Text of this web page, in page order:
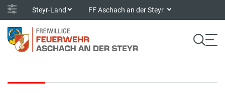
Steyr-Land FF Aschach an der Steyr